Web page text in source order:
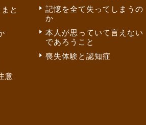
と
意
記憶を全て失ってしまうの
か
本人が思っていて言えない
であろうこと
喪失体験と認知症